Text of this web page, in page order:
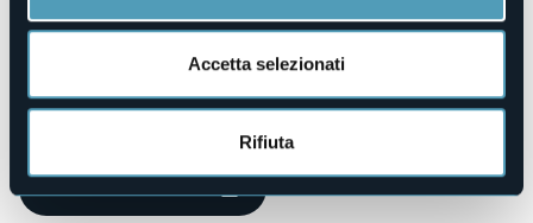
Accetta selezionati
Rifiuta
http://www.agriturismobarchetto.com